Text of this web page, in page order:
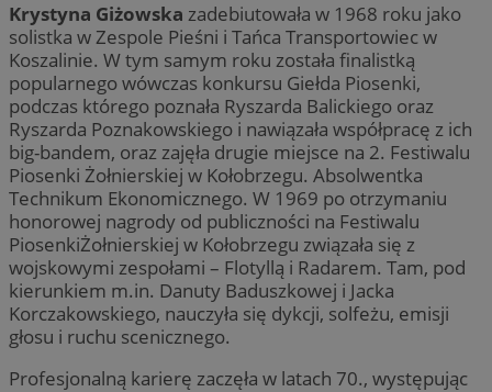
Krystyna Giżowska zadebiutowała w 1968 roku jako
solistka w Zespole Pieśni i Tańca Transportowiec w
Koszalinie. W tym samym roku została finalistką
popularnego wówczas konkursu Giełda Piosenki,
podczas którego poznała Ryszarda Balickiego oraz
Ryszarda Poznakowskiego i nawiązała współpracę z ich
big-bandem, oraz zajęła drugie miejsce na 2. Festiwalu
Piosenki Żołnierskiej w Kołobrzegu. Absolwentka
Technikum Ekonomicznego. W 1969 po otrzymaniu
honorowej nagrody od publiczności na Festiwalu
PiosenkiŻołnierskiej w Kołobrzegu związała się z
wojskowymi zespołami – Flotyllą i Radarem. Tam, pod
kierunkiem m.in. Danuty Baduszkowej i Jacka
Korczakowskiego, nauczyła się dykcji, solfeżu, emisji
głosu i ruchu scenicznego.
Profesjonalną karierę zaczęła w latach 70., występując